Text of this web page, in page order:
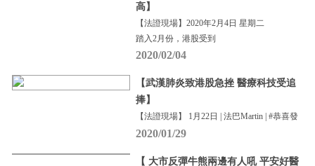
高】
【法證現場】2020年2月4日 星期二
踏入2月份，港股受到
2020/02/04
【武漢肺炎致港股急挫 醫療科技受追
捧】
【法證現場】 1月22日 | 法巴Martin | #恭喜發
2020/01/29
【 大市反彈牛熊兩邊有人吼 平安好醫